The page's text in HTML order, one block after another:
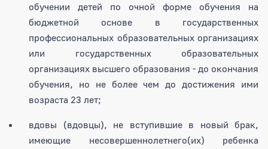
обучении детей по очной форме обучения на
бюджетной основе в государственных
профессиональных образовательных организациях
или государственных образовательных
организациях высшего образования - до окончания
обучения, но не более чем до достижения ими
возраста 23 лет;
вдовы (вдовцы), не вступившие в новый брак,
имеющие несовершеннолетнего(их) ребенка